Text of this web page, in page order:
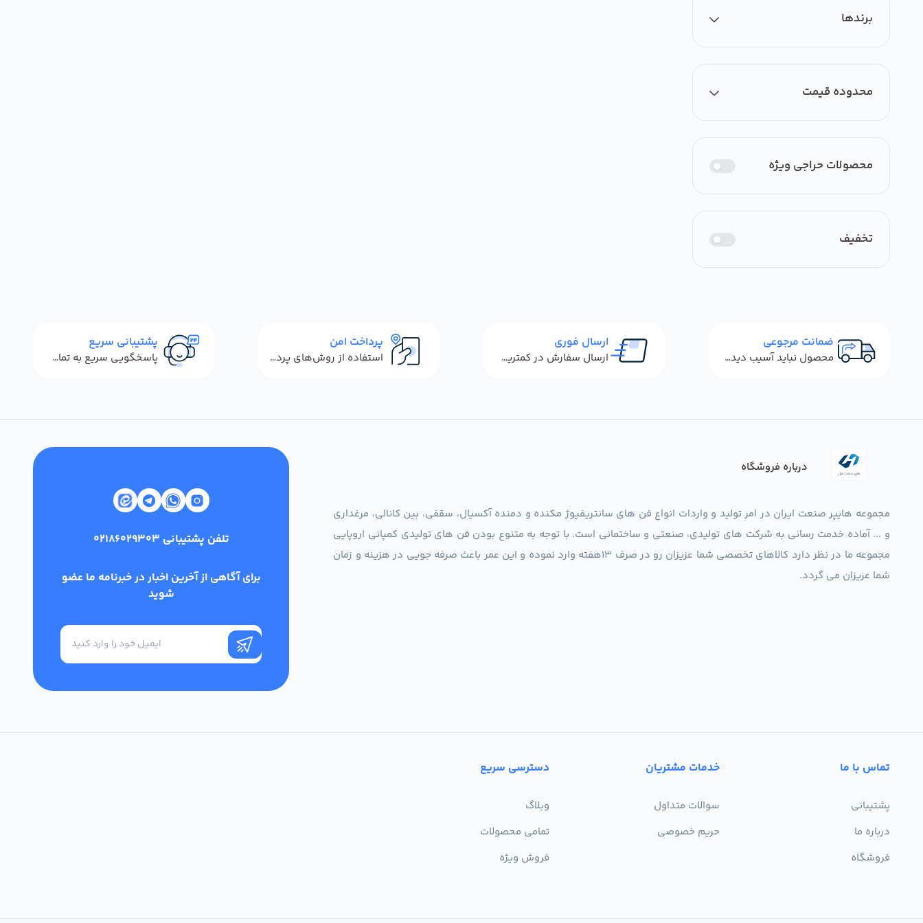
برندها
محدوده قیمت
تا
محصولات حراجی ویژه
تخفیف
ضمانت مرجوعی
محصول نباید آسیب دیده باشد
ارسال فوری
ارسال سفارش در کمترین زمان ممکن
پرداخت امن
استفاده از روش‌های پرداخت امن
پشتیبانی سریع
پاسخگویی سریع به تماس‌ها و پیام‌ها
درباره فروشگاه
مجموعه هایپر صنعت ایران در امر تولید و واردات انواع فن های سانتریفیوژ مکنده و دمنده آکسیال، سقفی، بین کانالی، مرغداری
و ... آماده خدمت رسانی به شرکت های تولیدی، صنعتی و ساختمانی است. با توجه به متنوع بودن فن های تولیدی کمپانی اروپایی
مجموعه ما در نظر دارد کالاهای تخصصی شما عزیزان رو در صرف 13هفته وارد نموده و این عمر باعث صرفه جویی در هزینه و زمان
شما عزیزان می گردد.
تلفن پشتیبانی 02186029303
برای آگاهی از آخرین اخبار در خبرنامه ما عضو
شوید
تماس با ما
پشتیبانی
درباره ما
فروشگاه
خدمات مشتریان
سوالات متداول
حریم خصوصی
دسترسی سریع
وبلاگ
تمامی محصولات
فروش ویژه